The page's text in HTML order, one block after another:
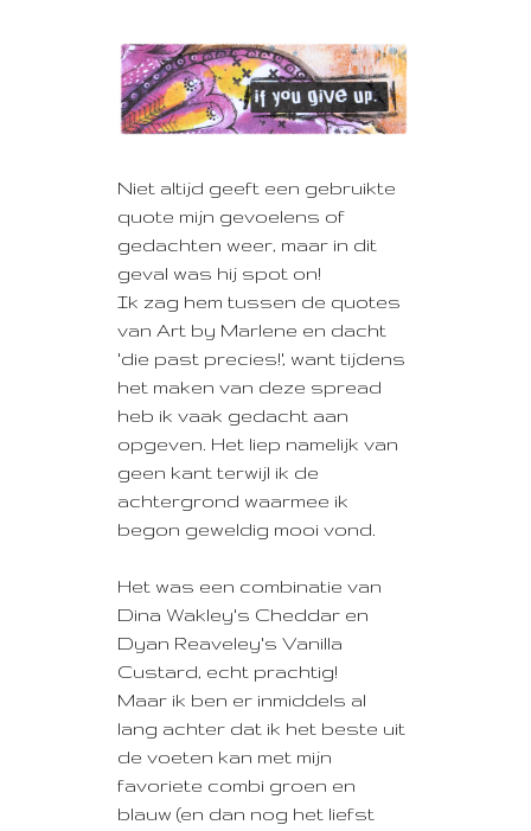
Niet altijd geeft een gebruikte
quote mijn gevoelens of
gedachten weer, maar in dit
geval was hij spot on!
Ik zag hem tussen de quotes
van Art by Marlene en dacht
'die past precies!', want tijdens
het maken van deze spread
heb ik vaak gedacht aan
opgeven. Het liep namelijk van
geen kant terwijl ik de
achtergrond waarmee ik
begon geweldig mooi vond.
Het was een combinatie van
Dina Wakley's Cheddar en
Dyan Reaveley's Vanilla
Custard, echt prachtig!
Maar ik ben er inmiddels al
lang achter dat ik het beste uit
de voeten kan met mijn
favoriete combi groen en
blauw (en dan nog het liefst